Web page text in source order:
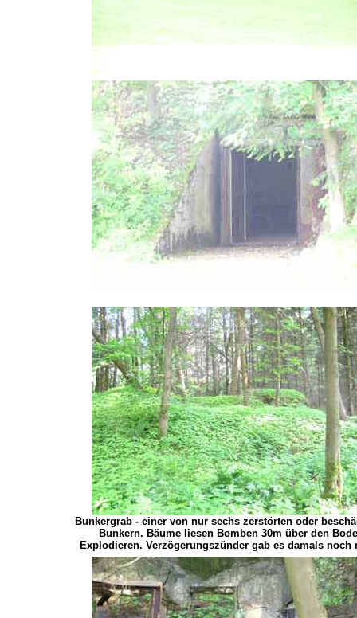
Bunkergrab - einer von nur sechs zerstörten oder
Bunkern. Bäume liesen Bomben 30m über den
Explodieren. Verzögerungszünder gab es damals noch